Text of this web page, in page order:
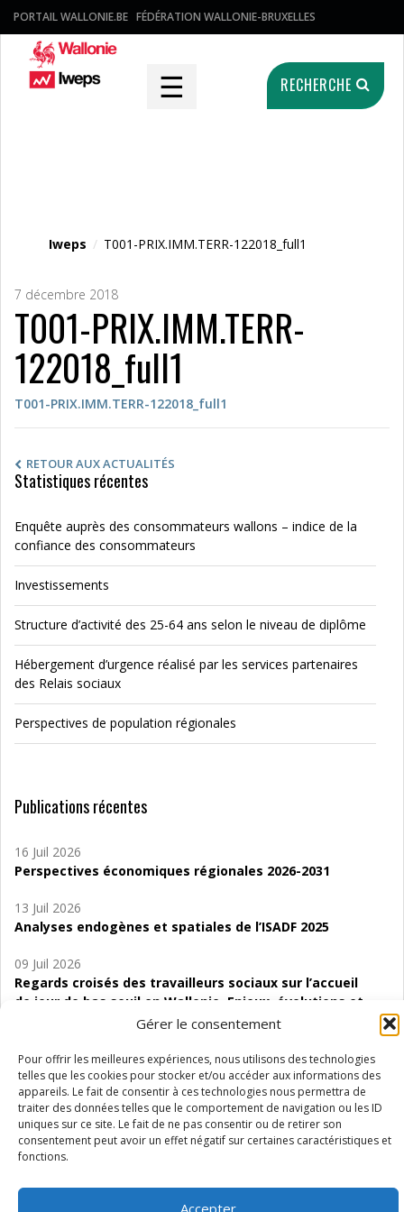
Gérer le consentement
Pour offrir les meilleures expériences, nous utilisons des technologies
telles que les cookies pour stocker et/ou accéder aux informations des
appareils. Le fait de consentir à ces technologies nous permettra de
traiter des données telles que le comportement de navigation ou les ID
uniques sur ce site. Le fait de ne pas consentir ou de retirer son
consentement peut avoir un effet négatif sur certaines caractéristiques et
fonctions.
Accepter
PORTAIL WALLONIE.BE FÉDÉRATION WALLONIE-BRUXELLES
☰ RECHERCHE
Iweps / T001-PRIX.IMM.TERR-122018_full1
7 décembre 2018
T001-PRIX.IMM.TERR-
122018_full1
T001-PRIX.IMM.TERR-122018_full1
RETOUR AUX ACTUALITÉS
Statistiques récentes
Enquête auprès des consommateurs wallons – indice de la
confiance des consommateurs
Investissements
Structure d’activité des 25-64 ans selon le niveau de diplôme
Hébergement d’urgence réalisé par les services partenaires
des Relais sociaux
Perspectives de population régionales
Publications récentes
16 Juil 2026
Perspectives économiques régionales 2026-2031
13 Juil 2026
Analyses endogènes et spatiales de l’ISADF 2025
09 Juil 2026
Regards croisés des travailleurs sociaux sur l’accueil
de jour de bas seuil en Wallonie. Enjeux, évolutions et
06 Juil 2026
Étude d’évaluabilité des Structures
d’accompagnement à l’autocréation d’emploi (SAACE)
01 Juil 2026
Pénurie du personnel infirmier :quels indicateurs
Wallonie ?